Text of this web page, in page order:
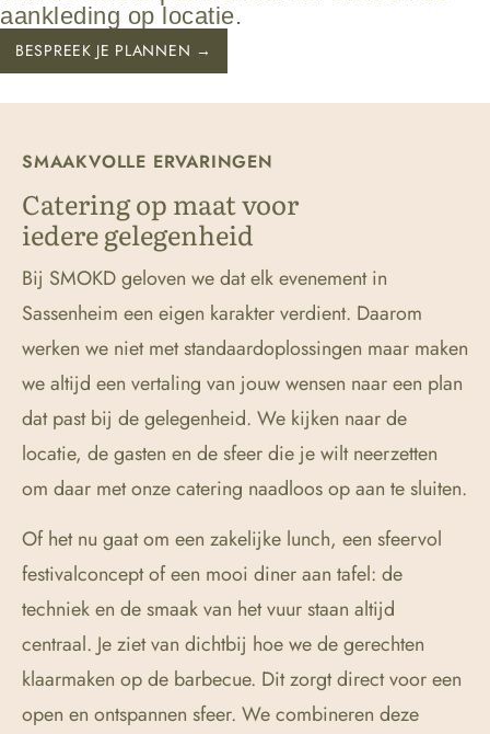
aankleding op locatie.
BESPREEK JE PLANNEN →
SMAAKVOLLE ERVARINGEN
Catering op maat voor
iedere gelegenheid
Bij SMOKD geloven we dat elk evenement in
Sassenheim een eigen karakter verdient. Daarom
werken we niet met standaardoplossingen maar maken
we altijd een vertaling van jouw wensen naar een plan
dat past bij de gelegenheid. We kijken naar de
locatie, de gasten en de sfeer die je wilt neerzetten
om daar met onze catering naadloos op aan te sluiten.
Of het nu gaat om een zakelijke lunch, een sfeervol
festivalconcept of een mooi diner aan tafel: de
techniek en de smaak van het vuur staan altijd
centraal. Je ziet van dichtbij hoe we de gerechten
klaarmaken op de barbecue. Dit zorgt direct voor een
open en ontspannen sfeer. We combineren deze